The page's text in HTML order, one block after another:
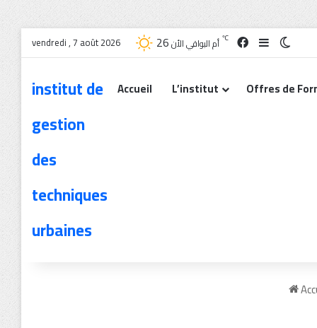
vendredi , 7 août 2026 أم البواقي الأن ℃
institut de
gestion
des
techniques
urbaines
Accueil L’institut Offres de